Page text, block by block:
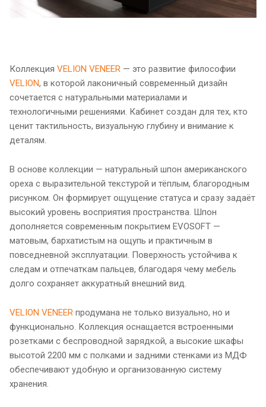
Коллекция VELION VENEER — это развитие философии
VELION, в которой лаконичный современный дизайн
сочетается с натуральными материалами и
технологичными решениями. Кабинет создан для тех, кто
ценит тактильность, визуальную глубину и внимание к
деталям.
В основе коллекции — натуральный шпон американского
ореха с выразительной текстурой и тёплым, благородным
рисунком. Он формирует ощущение статуса и сразу задаёт
высокий уровень восприятия пространства. Шпон
дополняется современным покрытием EVOSOFT —
матовым, бархатистым на ощупь и практичным в
повседневной эксплуатации. Поверхность устойчива к
следам и отпечаткам пальцев, благодаря чему мебель
долго сохраняет аккуратный внешний вид.
VELION VENEER продумана не только визуально, но и
функционально. Коллекция оснащается встроенными
розетками с беспроводной зарядкой, а высокие шкафы
высотой 2200 мм с полками и задними стенками из МДФ
обеспечивают удобную и организованную систему
хранения.